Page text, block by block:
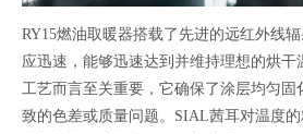
RY15燃油取暖器搭载了先进的远红外线
应迅速，能够迅速达到并维持理想的烘干
工艺而言至关重要，它确保了涂层均匀固
致的色差或质量问题。SIAL茜耳对温度